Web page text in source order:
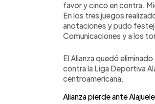
favor y cinco en contra.
En los tres juegos
anotaciones y pudo
Comunicaciones y a los
El Alianza quedó
contra la Liga Deportiva
centroamericana.
Alianza pierde ante